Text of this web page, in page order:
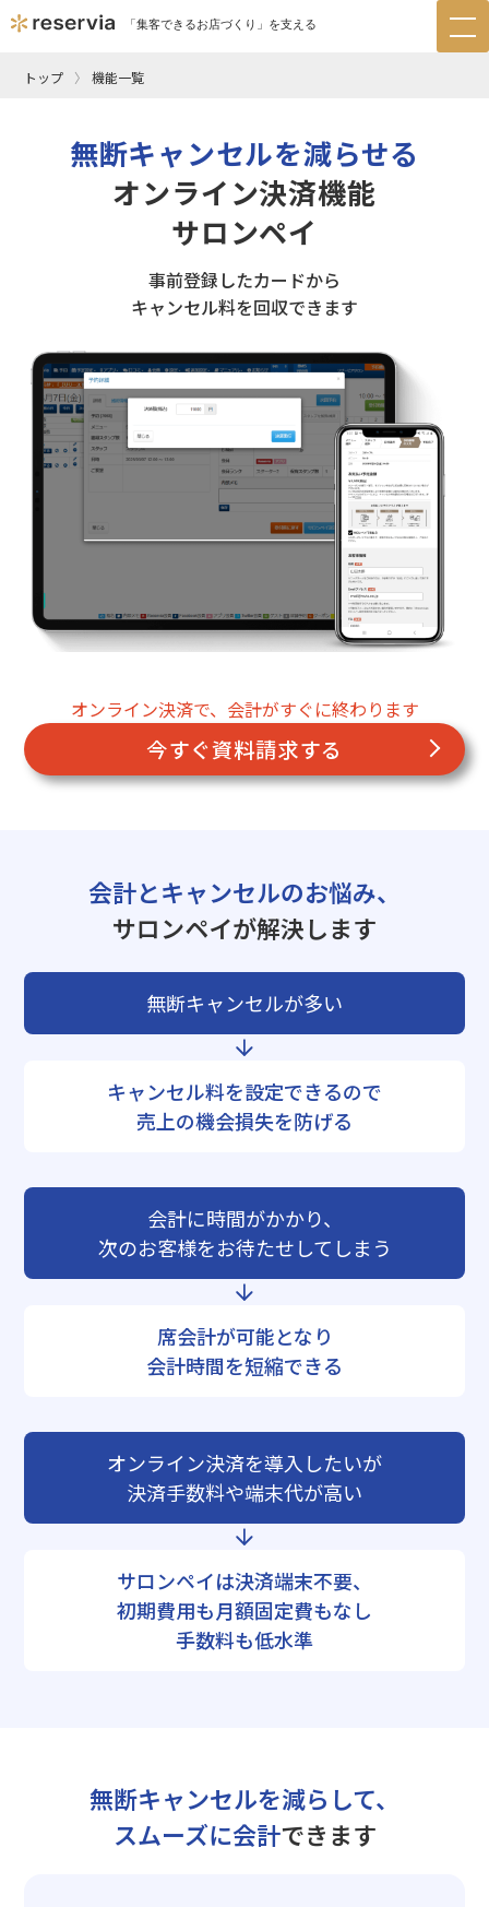
「集客できるお店づくり」を支える
トップ 機能一覧
無断キャンセルを減らせる
オンライン決済機能
サロンペイ
事前登録したカードから
キャンセル料を回収できます
オンライン決済で、会計がすぐに終わります
今すぐ資料請求する
会計とキャンセルのお悩み、
サロンペイが解決します
無断キャンセルが多い
キャンセル料を設定できるので
売上の機会損失を防げる
会計に時間がかかり、
次のお客様をお待たせしてしまう
席会計が可能となり
会計時間を短縮できる
オンライン決済を導入したいが
決済手数料や端末代が高い
サロンペイは決済端末不要、
初期費用も月額固定費もなし
手数料も低水準
無断キャンセルを減らして、
スムーズに会計できます